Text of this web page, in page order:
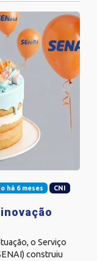
há 6 meses CNI
o Serviço
construiu